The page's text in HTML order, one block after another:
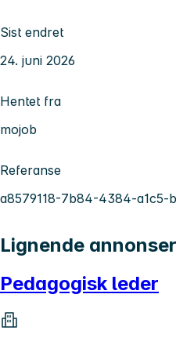
Sist endret
24. juni 2026
Hentet fra
mojob
Referanse
a8579118-7b84-4384-a1c5-
Lignende annonser
Pedagogisk leder